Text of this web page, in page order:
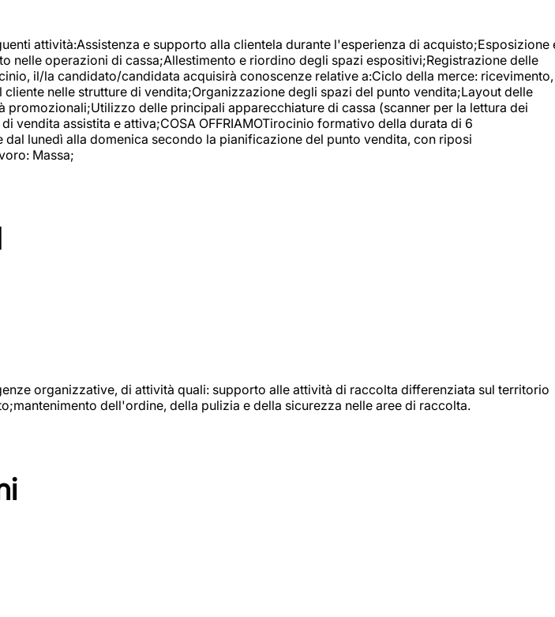
attività:Assistenza e supporto alla clientela durante l'esperienza di acquisto;Esposizione
operazioni di cassa;Allestimento e riordino degli spazi espositivi;Registrazione delle
il/la candidato/candidata acquisirà conoscenze relative a:Ciclo della merce: ricevimento,
nelle strutture di vendita;Organizzazione degli spazi del punto vendita;Layout delle
delle principali apparecchiature di cassa (scanner per la lettura dei
vendita assistita e attiva;COSA OFFRIAMOTirocinio formativo della durata di 6
lunedì alla domenica secondo la pianificazione del punto vendita, con riposi
Massa;
organizzative, di attività quali: supporto alle attività di raccolta differenziata sul territorio
dell'ordine, della pulizia e della sicurezza nelle aree di raccolta.